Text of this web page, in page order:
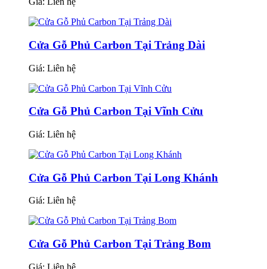
Cửa Gỗ Phủ Carbon Tại Trảng Dài
Giá: Liên hệ
Cửa Gỗ Phủ Carbon Tại Vĩnh Cửu
Giá: Liên hệ
Cửa Gỗ Phủ Carbon Tại Long Khánh
Giá: Liên hệ
Cửa Gỗ Phủ Carbon Tại Trảng Bom
Giá: Liên hệ